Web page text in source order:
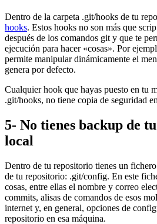
Dentro de la carpeta .git/hooks de tu
hooks. Estos hooks no son más que
después de los comandos git y que te
ejecución para hacer «cosas». Por
permite manipular dinámicamente el
genera por defecto.
Cualquier hook que hayas puesto en tu
.git/hooks, no tiene copia de seguridad
5- No tienes backup de
local
Dentro de tu repositorio tienes un
de tu repositorio: .git/config. En este
cosas, entre ellas el nombre y correo
commits, alisas de comandos de esos
internet y, en general, opciones de
repositorio en esa máquina.